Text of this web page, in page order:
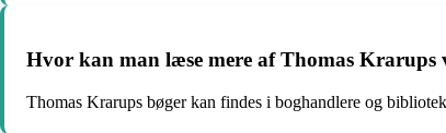
Hvor kan man læse mere af Thomas Krarups
Thomas Krarups bøger kan findes i boghandlere og